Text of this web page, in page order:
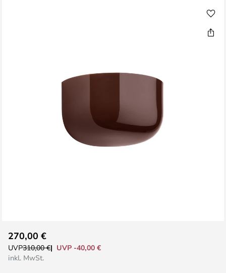
Anfang
der
270,00 €
UVP310,00 €
UVP -40,00 €
inkl. MwSt.